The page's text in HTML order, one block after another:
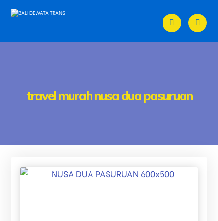
travel murah nusa dua pasuruan